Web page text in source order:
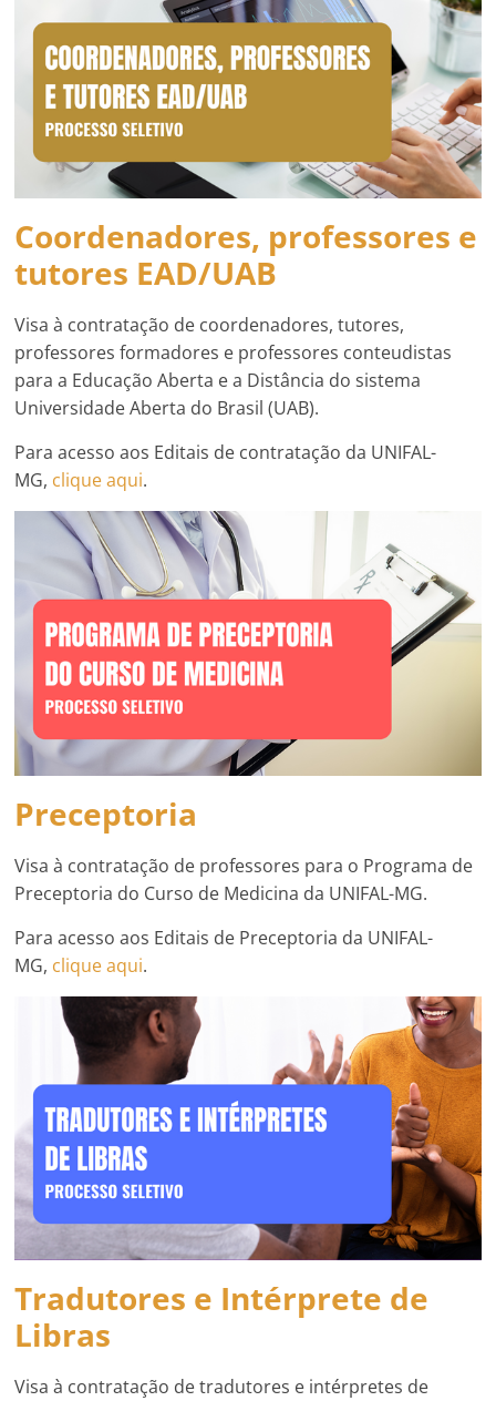
Coordenadores, professores e
tutores EAD/UAB
Visa à contratação de coordenadores, tutores,
professores formadores e professores conteudistas
para a Educação Aberta e a Distância do sistema
Universidade Aberta do Brasil (UAB).
Para acesso aos Editais de contratação da UNIFAL-
MG, clique aqui.
Preceptoria
Visa à contratação de professores para o Programa de
Preceptoria do Curso de Medicina da UNIFAL-MG.
Para acesso aos Editais de Preceptoria da UNIFAL-
MG, clique aqui.
Tradutores e Intérprete de
Libras
Visa à contratação de tradutores e intérpretes de